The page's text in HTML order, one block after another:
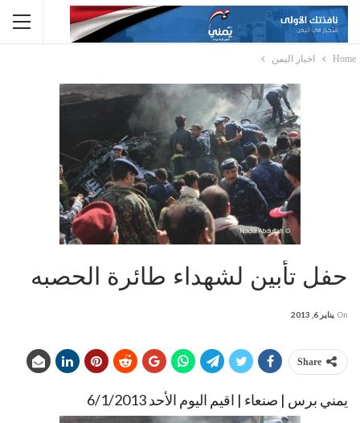
Home اخبار اليمن
حفل تأبين لشهداء طائرة الحصبه
On يناير 6, 2013
Share
يمني برس | صنعاء | اقيم اليوم الأحد 6/1/2013